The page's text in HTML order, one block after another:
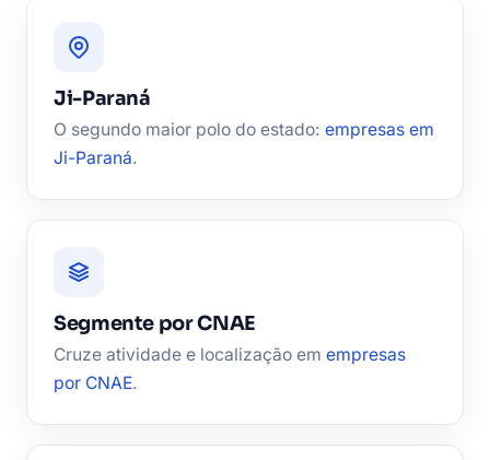
Ji-Paraná
O segundo maior polo do estado: empresas em
Ji-Paraná.
Segmente por CNAE
Cruze atividade e localização em empresas
por CNAE.